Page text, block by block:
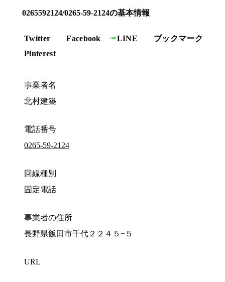
0265592124/0265-59-2124の基本情報
Twitter Facebook LINE
ブックマーク
Pinterest
事業者名
北村建築
電話番号
0265-59-2124
回線種別
固定電話
事業者の住所
長野県飯田市千代２２４５−５
URL